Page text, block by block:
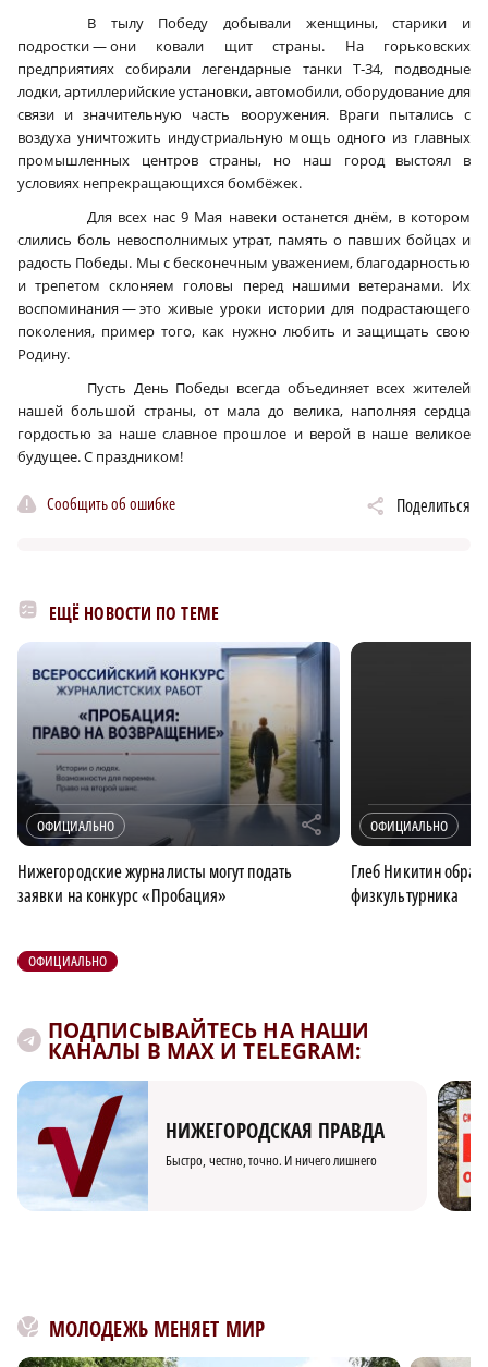
В тылу Победу добывали женщины, старики и
подростки — они ковали щит страны. На горьковских
предприятиях собирали легендарные танки Т‑34, подводные
лодки, артиллерийские установки, автомобили, оборудование для
связи и значительную часть вооружения. Враги пытались с
воздуха уничтожить индустриальную мощь одного из главных
промышленных центров страны, но наш город выстоял в
условиях непрекращающихся бомбёжек.
Для всех нас 9 Мая навеки останется днём, в котором
слились боль невосполнимых утрат, память о павших бойцах и
радость Победы. Мы с бесконечным уважением, благодарностью
и трепетом склоняем головы перед нашими ветеранами. Их
воспоминания — это живые уроки истории для подрастающего
поколения, пример того, как нужно любить и защищать свою
Родину.
Пусть День Победы всегда объединяет всех жителей
нашей большой страны, от мала до велика, наполняя сердца
гордостью за наше славное прошлое и верой в наше великое
будущее. С праздником!
Сообщить об ошибке Поделиться
ЕЩЁ НОВОСТИ ПО ТЕМЕ
ОФИЦИАЛЬНО r
Нижегородские журналисты могут подать
заявки на конкурс «Пробация»
ОФИЦИАЛЬНО
Глеб Никитин
физкультурника
ОФИЦИАЛЬНО
ПОДПИСЫВАЙТЕСЬ НА НАШИ
КАНАЛЫ В MAX И TELEGRAM:
НИЖЕГОРОДСКАЯ ПРАВДА
Быстро, честно, точно. И ничего лишнего
МОЛОДЕЖЬ МЕНЯЕТ МИР